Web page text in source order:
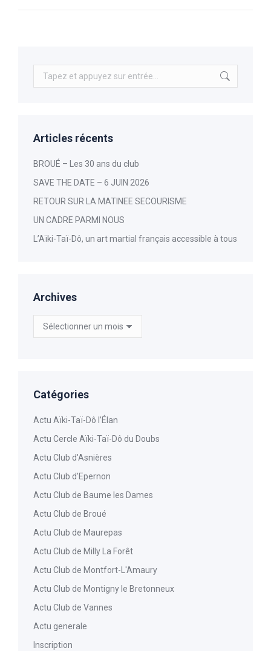
Recherche
:
Articles récents
BROUÉ – Les 30 ans du club
SAVE THE DATE – 6 JUIN 2026
RETOUR SUR LA MATINEE SECOURISME
UN CADRE PARMI NOUS
L’Aïki-Taï-Dô, un art martial français accessible à tous
Archives
Archives
Catégories
Actu Aïki-Taï-Dô l’Élan
Actu Cercle Aïki-Taï-Dô du Doubs
Actu Club d'Asnières
Actu Club d'Epernon
Actu Club de Baume les Dames
Actu Club de Broué
Actu Club de Maurepas
Actu Club de Milly La Forêt
Actu Club de Montfort-L'Amaury
Actu Club de Montigny le Bretonneux
Actu Club de Vannes
Actu generale
Inscription